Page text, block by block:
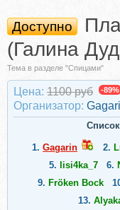
Доступно
(Галина
Тема в разделе "Спицами"
Цена: 1100 руб -89%
Организатор:
1. Gagarin 2.
5. lisi4ka_7 6.
9. Fröken Bock
13.